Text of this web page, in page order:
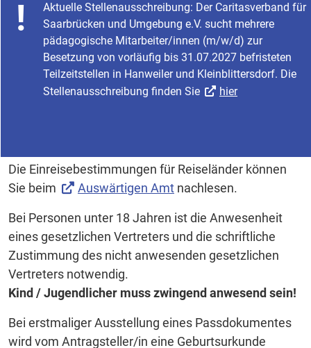
Aktuelle
Saarbrücken und
pädagogische
Besetzung von vorläufig
Teilzeitstellen in
Stellenausschreibung
Startseite
Rathaus & Service
Bürgerservice & Dienstleistung
Was erledige ich wo?
Reisepass
Die Einreisebestimmungen für Reiseländer können
Sie beim
Auswärtigen Amtnachlesen.
Bei Personen unter 18 Jahren ist die Anwesenheit
eines gesetzlichen Vertreters und die schriftliche
Zustimmung des nicht anwesenden gesetzlichen
Vertreters notwendig.
Kind / Jugendlicher muss zwingend anwesend sein!
Bei erstmaliger Ausstellung eines Passdokumentes
wird vom Antragsteller/in eine Geburtsurkunde